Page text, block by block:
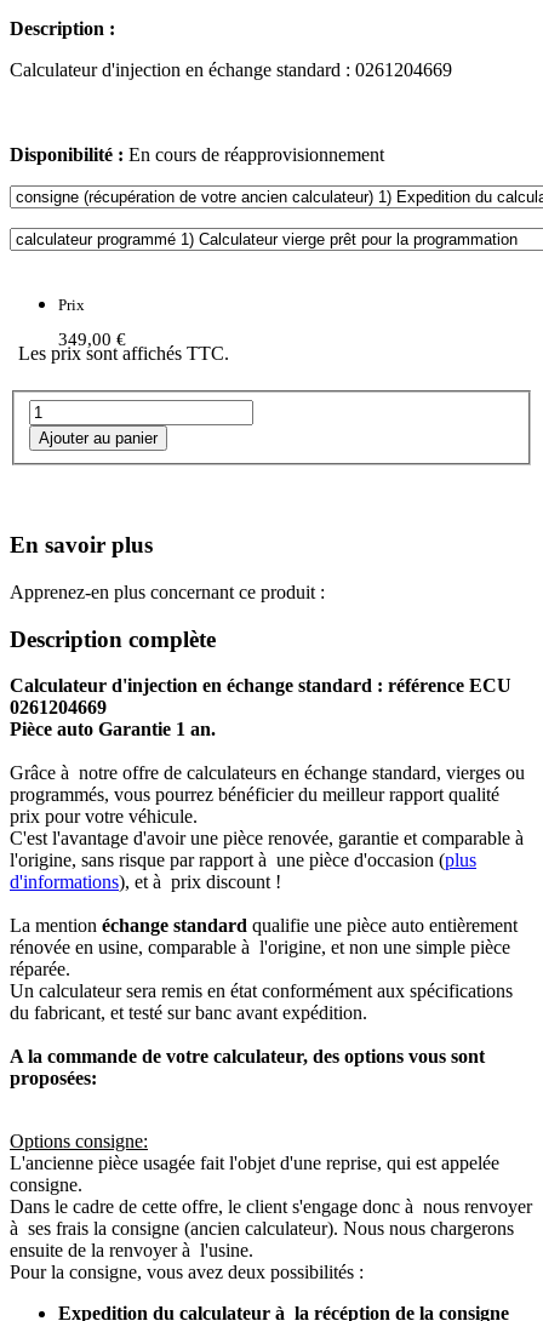
Description :
Calculateur d'injection en échange standard : 0261204669
Disponibilité : En cours de réapprovisionnement
Prix
349,00 €
Les prix sont affichés TTC.
En savoir plus
Apprenez-en plus concernant ce produit :
Description complète
Calculateur d'injection en échange standard : référence ECU
0261204669
Pièce auto Garantie 1 an.
Grâce à notre offre de calculateurs en échange standard, vierges ou
programmés, vous pourrez bénéficier du meilleur rapport qualité
prix pour votre véhicule.
C'est l'avantage d'avoir une pièce renovée, garantie et comparable à
l'origine, sans risque par rapport à une pièce d'occasion (plus
d'informations), et à prix discount !
La mention échange standard qualifie une pièce auto entièrement
rénovée en usine, comparable à l'origine, et non une simple pièce
réparée.
Un calculateur sera remis en état conformément aux spécifications
du fabricant, et testé sur banc avant expédition.
A la commande de votre calculateur, des options vous sont
proposées:
Options consigne:
L'ancienne pièce usagée fait l'objet d'une reprise, qui est appelée
consigne.
Dans le cadre de cette offre, le client s'engage donc à nous renvoyer
à ses frais la consigne (ancien calculateur). Nous nous chargerons
ensuite de la renvoyer à l'usine.
Pour la consigne, vous avez deux possibilités :
Expedition du calculateur à la récéption de la consigne